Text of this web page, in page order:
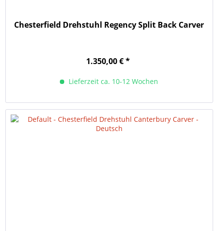
Chesterfield Drehstuhl Regency Split Back Carver
1.350,00 € *
Lieferzeit ca. 10-12 Wochen